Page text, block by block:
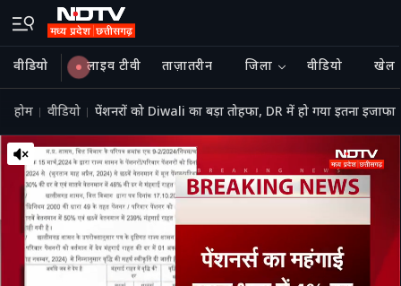
वीडियो लाइव टीवी ताज़ातरीन जिला वीडियो खेल
होम वीडियो पेंशनरों को Diwali का बड़ा तोहफा, DR में हो गया इतना इजाफा